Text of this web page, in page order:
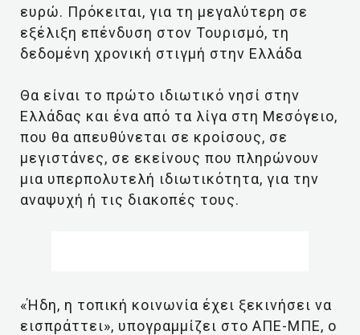
ευρώ. Πρόκειται, για τη μεγαλύτερη σε
εξέλιξη επένδυση στον Τουρισμό, τη
δεδομένη χρονική στιγμή στην Ελλάδα
Θα είναι το πρώτο ιδιωτικό νησί στην
Ελλάδας και ένα από τα λίγα στη Μεσόγειο,
που θα απευθύνεται σε κροίσους, σε
μεγιστάνες, σε εκείνους που πληρώνουν
μια υπερπολυτελή ιδιωτικότητα, για την
αναψυχή ή τις διακοπές τους.
«Ήδη, η τοπική κοινωνία έχει ξεκινήσει να
εισπράττει», υπογραμμίζει στο ΑΠΕ-ΜΠΕ, ο